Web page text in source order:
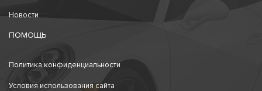
Новости
ПОМОЩЬ
Политика конфиденциальности
Условия использования сайта